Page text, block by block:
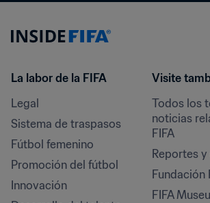
La labor de la FIFA
Legal
Sistema de traspasos
Fútbol femenino
Promoción del fútbol
Innovación
Visite
Todos los
noticias
FIFA
Reportes
Fundación
FIFA